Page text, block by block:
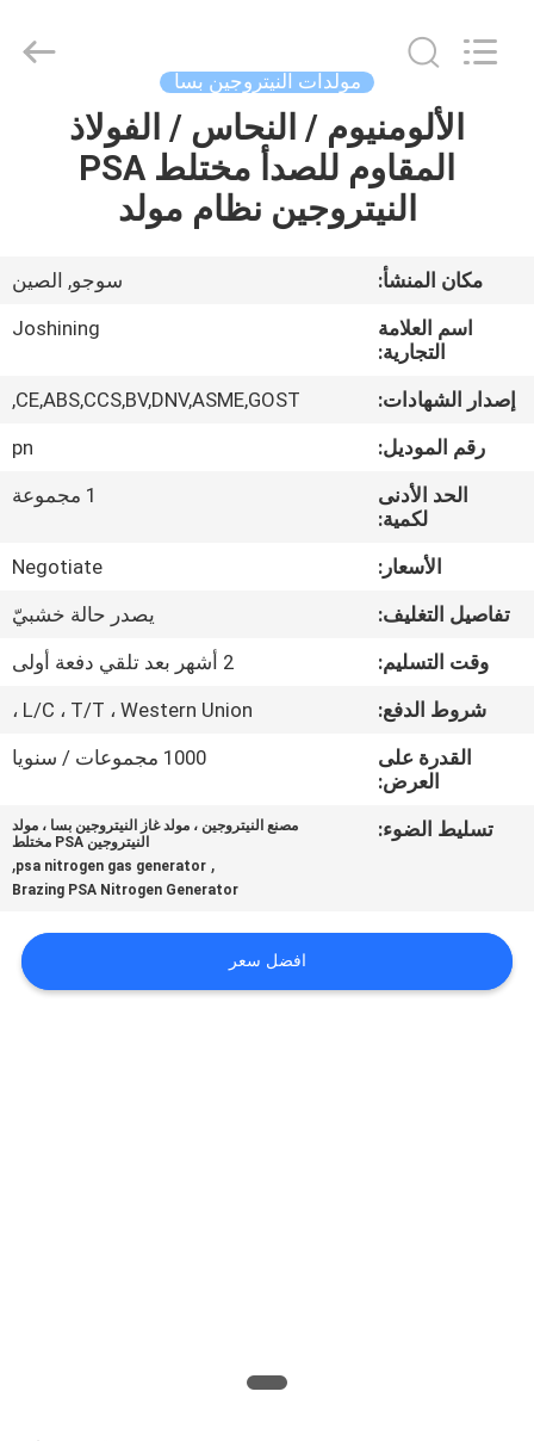
معلومات
جولة
المصنع
مراقبة
الجودة
اتصل
أخبار
القضايا
عرض
أسعار
Technology
Co.,Ltd.
مولدات النيتروجين بسا
الألومنيوم / النحاس / الفولاذ
المقاوم للصدأ مختلط PSA
النيتروجين نظام مولد
مكان المنشأ:
سوجو, الصين
اسم العلامة
التجارية:
Joshining
إصدار الشهادات:
CE,ABS,CCS,BV,DNV,ASME,GOST,
رقم الموديل:
pn
الحد الأدنى
لكمية:
1 مجموعة
الأسعار:
Negotiate
تفاصيل التغليف:
يصدر حالة خشبيّ
وقت التسليم:
2 أشهر بعد تلقي دفعة أولى
شروط الدفع:
L/C ، T/T ، Western Union ،
القدرة على
العرض:
1000 مجموعات / سنويا
تسليط الضوء:
مصنع النيتروجين ، مولد غاز النيتروجين بسا ، مولد
النيتروجين PSA مختلط
,
psa nitrogen gas generator
,
Brazing PSA Nitrogen Generator
افضل سعر